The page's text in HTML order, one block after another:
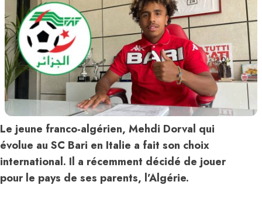
Le jeune franco-algérien, Mehdi Dorval qui
évolue au SC Bari en Italie a fait son choix
international. Il a récemment décidé de jouer
pour le pays de ses parents, l’Algérie.